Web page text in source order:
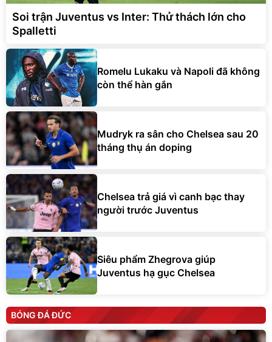
Soi trận Juventus vs Inter: Thử thách lớn cho
Spalletti
Romelu Lukaku và Napoli đã không
còn thể hàn gắn
Mudryk ra sân cho Chelsea sau 20
tháng thụ án doping
Chelsea trả giá vì canh bạc thay
người trước Juventus
Siêu phẩm Zhegrova giúp
Juventus hạ gục Chelsea
BÓNG ĐÁ ĐỨC